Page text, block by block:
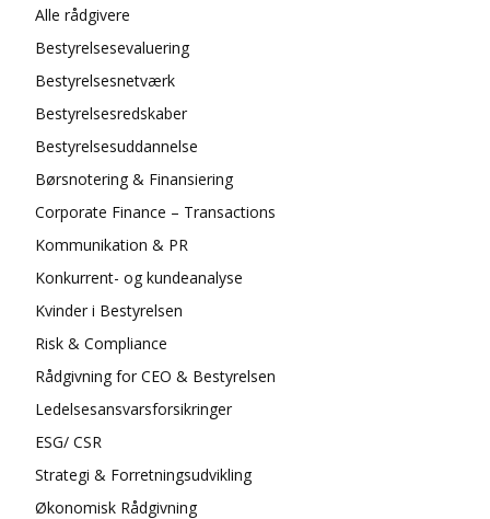
Alle rådgivere
Bestyrelsesevaluering
Bestyrelsesnetværk
Bestyrelsesredskaber
Bestyrelsesuddannelse
Børsnotering & Finansiering
Corporate Finance – Transactions
Kommunikation & PR
Konkurrent- og kundeanalyse
Kvinder i Bestyrelsen
Risk & Compliance
Rådgivning for CEO & Bestyrelsen
Ledelsesansvarsforsikringer
ESG/ CSR
Strategi & Forretningsudvikling
Økonomisk Rådgivning